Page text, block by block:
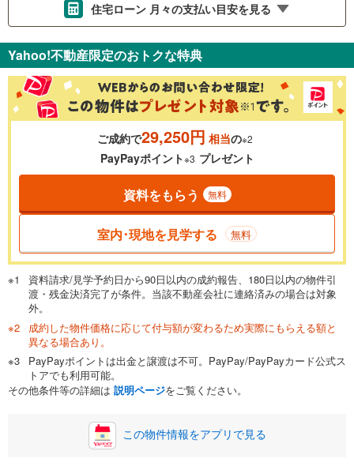
住宅ローン 月々の支払い目安を見る
金利 ％
0.01%
一般的には最長35年まで借り入れ可能です。多くの金融機関
が完済時の年齢は80歳までを条件としています。
閉じる
頭金 万円
0万円 1,950万円
自己資金から住宅購入にかけられる金額を入力してくださ
い。一般的には物件価格の2割までが目安です。
閉じる
ボーナス
万円
0円
Yahoo!不動産限定のおトクな特典
ご成約で29,250円 相当の※2
PayPayポイント※3 プレゼント
資料をもらう 無料
室内･現地を見学する 無料
資料請求/見学予約日から90日以内の成約報告、180日以内の物件引
渡・残金決済完了が条件。当該不動産会社に連絡済みの場合は対象
外。
成約した物件価格に応じて付与額が変わるため実際にもらえる額と
異なる場合あり。
PayPayポイントは出金と譲渡は不可。PayPay/PayPayカード公式ス
トアでも利用可能。
その他条件等の詳細は 説明ページをご覧ください。
この物件情報をアプリで見る